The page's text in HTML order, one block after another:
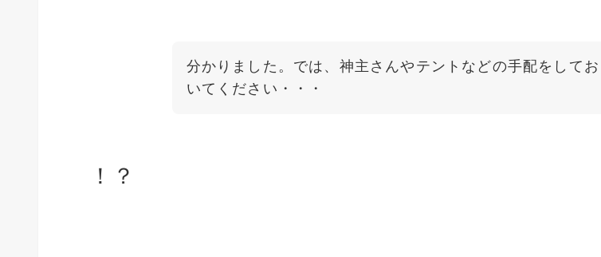
分かりました。では、神主さんやテントなどの手配をしてお
いてください・・・
！？